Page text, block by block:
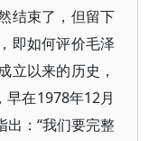
结束了，但留下
即如何评价毛泽
立以来的历史，
早在1978年12月
出：“我们要完整